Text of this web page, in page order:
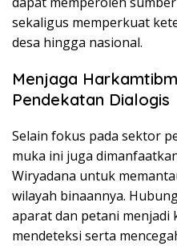
sekaligus memperkuat
desa hingga nasional.
Menjaga
Pendekatan Dialogis
Selain fokus pada sektor
muka ini juga
Wiryadana untuk
wilayah binaannya.
aparat dan petani menjadi
mendeteksi serta